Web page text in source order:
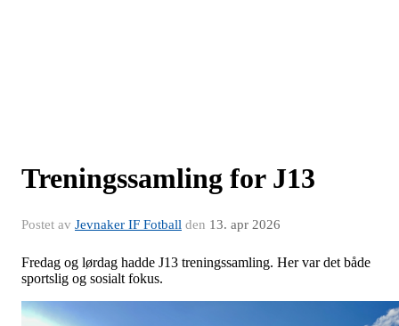
Treningssamling for J13
Postet av Jevnaker IF Fotball den 13. apr 2026
Fredag og lørdag hadde J13 treningssamling. Her var det både
sportslig og sosialt fokus.